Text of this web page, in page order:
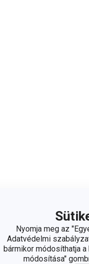
Nyomja meg az
Adatvédelmi
bármikor módosíthatja
módosítása"